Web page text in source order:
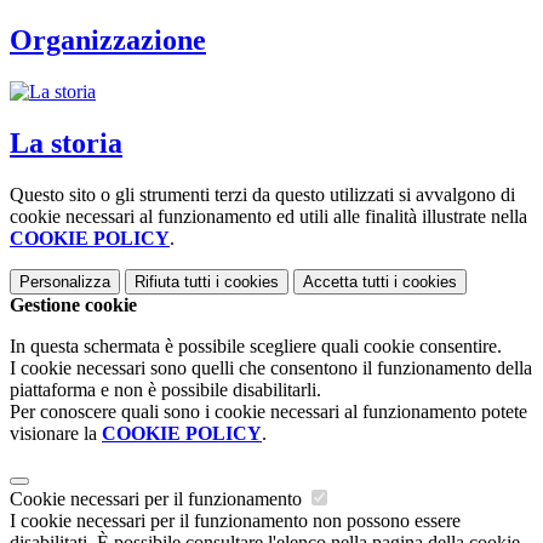
Organizzazione
La storia
Questo sito o gli strumenti terzi da questo utilizzati si avvalgono di
cookie necessari al funzionamento ed utili alle finalità illustrate nella
COOKIE POLICY.
Personalizza Rifiuta tutti i cookies Accetta tutti i cookies
Gestione cookie
In questa schermata è possibile scegliere quali cookie consentire.
I cookie necessari sono quelli che consentono il funzionamento della
piattaforma e non è possibile disabilitarli.
Per conoscere quali sono i cookie necessari al funzionamento potete
visionare la COOKIE POLICY.
Cookie necessari per il funzionamento
I cookie necessari per il funzionamento non possono essere